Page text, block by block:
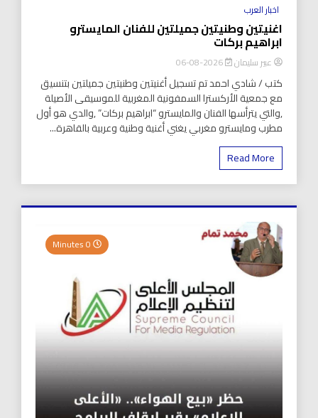
اخبار العرب
اغنيتين وطنيتين جميلتين للفنان المايسترو
ابراهيم بركات
عبير سليمان 2026-08-06
كتب / شادي احمد تم تسجيل أغنيتين وطنيتين جميلتين بتنسيق
مع جمعية الأركسترا السمفونية المغربية للموسيقى الأصيلة
,والتي يترأسها الفنان والمايسترو “ابراهيم بركات” ,والدي هو أول
مطرب ومايسترو مغربي يغني أغنية وطنية وعربية بالقاهرة...
Read More